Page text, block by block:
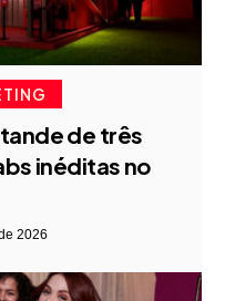
de três
inéditas no
2026